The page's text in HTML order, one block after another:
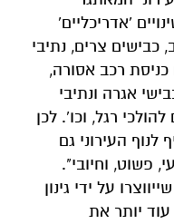
'אדריכליים'
כבישים צרים, נתיבי
רכב אסורה,
אגרה ונתיבי
רגל, וכו'. לכן
לנוף העירוני גם
פשוט, וחיובי".
על ידי גינון
עוד יותר את